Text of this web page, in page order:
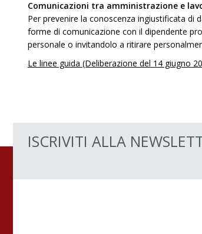
Comunicazioni tra amministrazione e
Per prevenire la conoscenza ingiustificata di
forme di comunicazione con il dipendente
personale o invitandolo a ritirare
Le linee guida (Deliberazione del 14 giugno
ISCRIVITI ALLA